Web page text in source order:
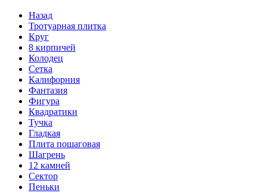
Назад
Тротуарная плитка
Круг
8 кирпичей
Колодец
Сетка
Калифорния
Фантазия
Фигура
Квадратики
Тучка
Гладкая
Плита пошаговая
Шагрень
12 камней
Сектор
Пеньки